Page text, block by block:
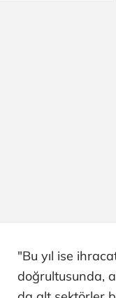
"Bu yıl ise
doğrultusunda,